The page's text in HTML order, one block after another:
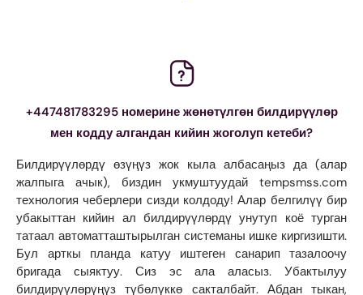
+447481783295 номерине жөнөтүлгөн билдирүүлөр
мен кодду алгандан кийин жоголуп кетеби?
Билдирүүлөрдү өзүңүз жок кыла албасаңыз да (алар
жалпыга ачык), биздин укмуштуудай tempsmss.com
технология чеберлери сизди колдоду! Алар белгилүү бир
убакыттан кийин ал билдирүүлөрдү унутуп коё турган
татаал автоматташтырылган системаны ишке киргизишти.
Бул арткы планда катуу иштеген санарип тазалоочу
бригада сыяктуу. Сиз эс ала аласыз. Убактылуу
билдирүүлөрүңүз түбөлүккө сакталбайт. Абдан тыкан,